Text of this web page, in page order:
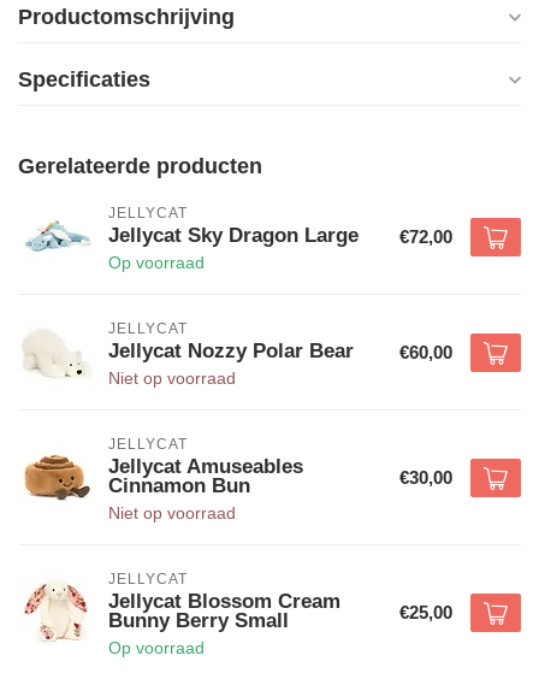
Productomschrijving
Specificaties
Gerelateerde producten
JELLYCAT
Jellycat Sky Dragon Large
Op voorraad
€72,00
JELLYCAT
Jellycat Nozzy Polar Bear
Niet op voorraad
€60,00
JELLYCAT
Jellycat Amuseables
Cinnamon Bun
Niet op voorraad
€30,00
JELLYCAT
Jellycat Blossom Cream
Bunny Berry Small
Op voorraad
€25,00